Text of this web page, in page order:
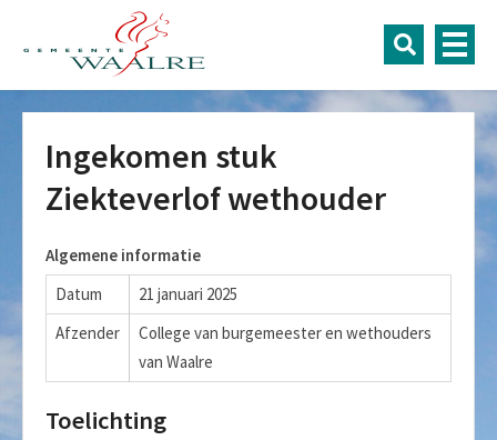
Ingekomen stuk
Ziekteverlof wethouder
Algemene informatie
Datum
21 januari 2025
Afzender
College van burgemeester en wethouders
van Waalre
Toelichting